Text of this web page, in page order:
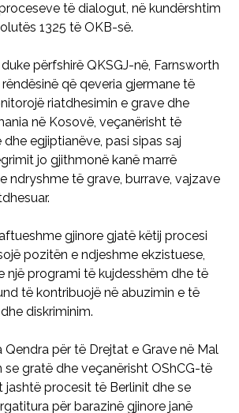
të dialogut, në kundërshtim
1325 të OKB-së.
përfshirë QKSGJ-në, Farnsworth
që qeveria gjermane të
riatdhesimin e grave dhe
në Kosovë, veçanërisht të
egjiptianëve, pasi sipas saj
jo gjithmonë kanë marrë
ndryshme të grave, burrave, vajzave
gjinore gjatë këtij procesi
pozitën e ndjeshme ekzistuese,
një programi të kujdesshëm dhe të
të kontribuojë në abuzimin e të
diskriminim.
Qendra për të Drejtat e Grave në Mal
gratë dhe veçanërisht OShCG-të
jashtë procesit të Berlinit dhe se
për barazinë gjinore janë